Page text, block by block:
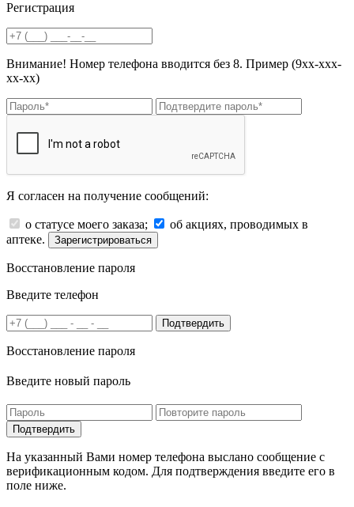
Регистрация
Внимание! Номер телефона вводится без 8. Пример (9хх-ххх-
хх-хх)
Я согласен на получение сообщений:
о статусе моего заказа;
об акциях, проводимых в
аптеке.
Зарегистрироваться
Восстановление пароля
Введите телефон
Подтвердить
Восстановление пароля
Введите новый пароль
На указанный Вами номер телефона выслано сообщение с
верификационным кодом. Для подтверждения введите его в
поле ниже.